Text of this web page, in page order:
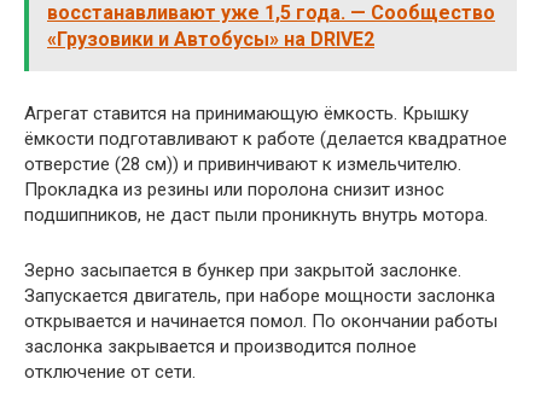
восстанавливают уже 1,5 года. — Сообщество
«Грузовики и Автобусы» на DRIVE2
Агрегат ставится на принимающую ёмкость. Крышку
ёмкости подготавливают к работе (делается квадратное
отверстие (28 см)) и привинчивают к измельчителю.
Прокладка из резины или поролона снизит износ
подшипников, не даст пыли проникнуть внутрь мотора.
Зерно засыпается в бункер при закрытой заслонке.
Запускается двигатель, при наборе мощности заслонка
открывается и начинается помол. По окончании работы
заслонка закрывается и производится полное
отключение от сети.